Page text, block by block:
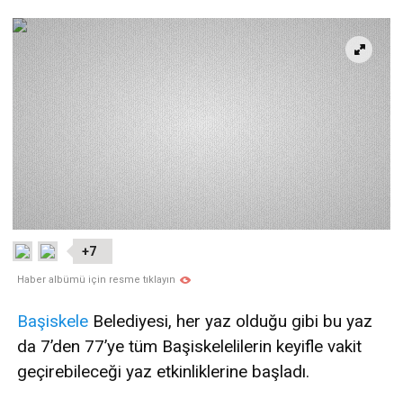
+7
Haber albümü için resme tıklayın
Başiskele Belediyesi, her yaz olduğu gibi bu yaz
da 7’den 77’ye tüm Başiskelelilerin keyifle vakit
geçirebileceği yaz etkinliklerine başladı.